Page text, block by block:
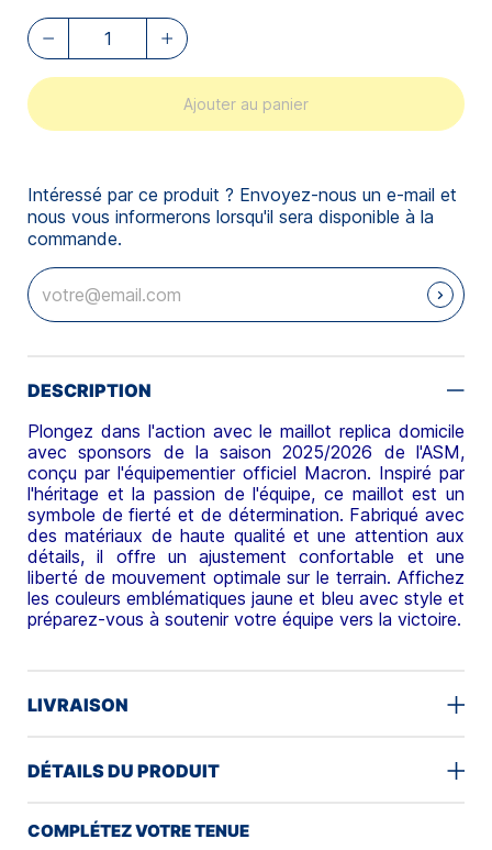
Ajouter au panier
Intéressé par ce produit ? Envoyez-nous un e-mail et
nous vous informerons lorsqu'il sera disponible à la
commande.
DESCRIPTION
Plongez dans l'action avec le maillot replica domicile
avec sponsors de la saison 2025/2026 de l'ASM,
conçu par l'équipementier officiel Macron. Inspiré par
l'héritage et la passion de l'équipe, ce maillot est un
symbole de fierté et de détermination. Fabriqué avec
des matériaux de haute qualité et une attention aux
détails, il offre un ajustement confortable et une
liberté de mouvement optimale sur le terrain. Affichez
les couleurs emblématiques jaune et bleu avec style et
préparez-vous à soutenir votre équipe vers la victoire.
LIVRAISON
DÉTAILS DU PRODUIT
COMPLÉTEZ VOTRE TENUE